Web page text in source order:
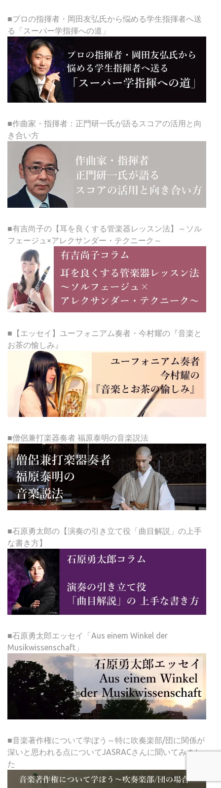
■プロの指揮者・岡田友弘氏から悩める学生指揮者へ送
る「スーパー学指揮への道」
■作曲家・指揮者：正門研一氏が語るスコアの活用と向
き合い方
■有吉尚子の【耳を良くする管楽器レッスン法】～ソル
フェージュ×アレクサンダー・テクニーク～
■【エッセイ】ユーフォニアム奏者・今村耀の『音楽と
お茶の愉しみ』
■僧侶兼打楽器奏者 福原泰明の音楽説法
■石原勇太郎の【演奏の引き立て役「曲目解説」の上手
な書き方】
■石原勇太郎エッセイ「Aus einem Winkel der
Musikwissenschaft」
■音楽著作権について学ぼう～特に吹奏楽部/団に関係が
深いと思われる点についてJASRACさんに聞いてみまし
た